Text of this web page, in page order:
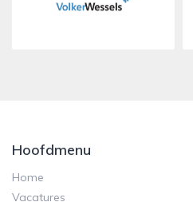
Hoofdmenu
Home
Vacatures